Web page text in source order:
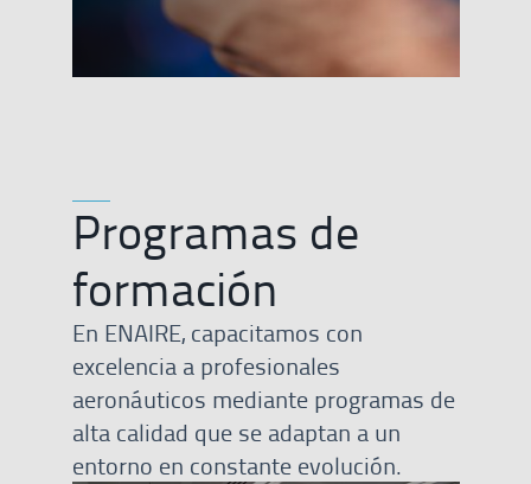
Programas de
formación
En ENAIRE, capacitamos con
excelencia a profesionales
aeronáuticos mediante programas de
alta calidad que se adaptan a un
entorno en constante evolución.